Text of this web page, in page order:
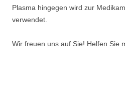
Plasma hingegen wird zur
verwendet.
Wir freuen uns auf Sie! Helfen Sie